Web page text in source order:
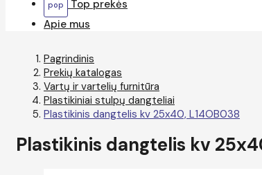
Top prekės
Apie mus
Pagrindinis
Prekių katalogas
Vartų ir vartelių furnitūra
Plastikiniai stulpų dangteliai
Plastikinis dangtelis kv 25x40, L14OB038
Plastikinis dangtelis kv